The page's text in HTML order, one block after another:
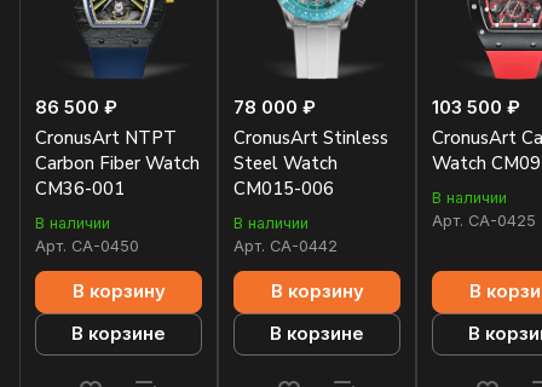
86 500 ₽
CronusArt NTPT
Carbon Fiber Watch
CM36-001
В наличии
Арт. CA-0450
В корзину
В корзине
78 000 ₽
CronusArt Stinless
Steel Watch
CM015-006
В наличии
Арт. CA-0442
В корзину
В корзине
103 500 ₽
CronusArt
Watch
В наличии
Арт. CA-0425
В
В